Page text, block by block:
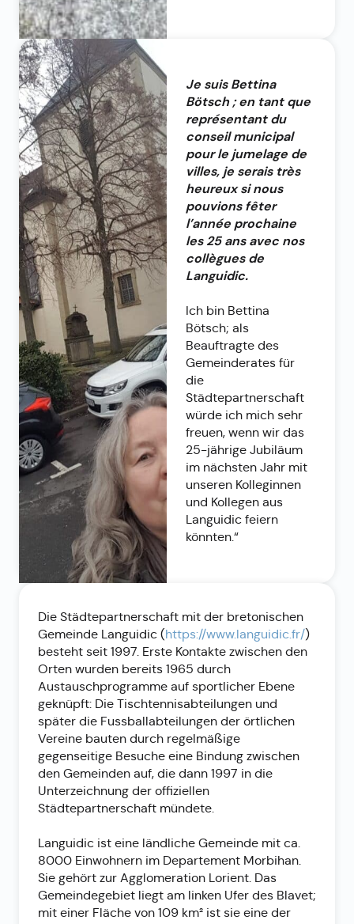
Je suis Bettina
Bötsch ; en tant que
représentant du
conseil municipal
pour le jumelage de
villes, je serais très
heureux si nous
pouvions fêter
l’année prochaine
les 25 ans avec nos
collègues de
Languidic.
Ich bin Bettina
Bötsch; als
Beauftragte des
Gemeinderates für
die
Städtepartnerschaft
würde ich mich sehr
freuen, wenn wir das
25-jährige Jubiläum
im nächsten Jahr mit
unseren Kolleginnen
und Kollegen aus
Languidic feiern
könnten.“
Die Städtepartnerschaft mit der bretonischen
Gemeinde Languidic (https://www.languidic.fr/)
besteht seit 1997. Erste Kontakte zwischen den
Orten wurden bereits 1965 durch
Austauschprogramme auf sportlicher Ebene
geknüpft: Die Tischtennisabteilungen und
später die Fussballabteilungen der örtlichen
Vereine bauten durch regelmäßige
gegenseitige Besuche eine Bindung zwischen
den Gemeinden auf, die dann 1997 in die
Unterzeichnung der offiziellen
Städtepartnerschaft mündete.
Languidic ist eine ländliche Gemeinde mit ca.
8000 Einwohnern im Departement Morbihan.
Sie gehört zur Agglomeration Lorient. Das
Gemeindegebiet liegt am linken Ufer des Blavet;
mit einer Fläche von 109 km² ist sie eine der